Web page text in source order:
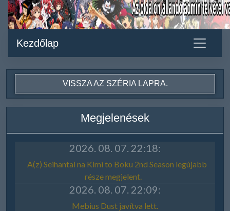
Kezdőlap
VISSZA AZ SZÉRIA LAPRA.
Megjelenések